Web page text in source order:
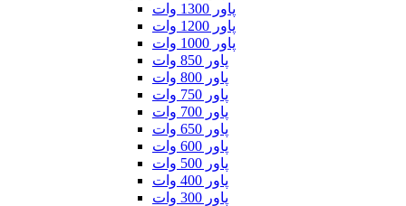
پاور 1300 وات
پاور 1200 وات
پاور 1000 وات
پاور 850 وات
پاور 800 وات
پاور 750 وات
پاور 700 وات
پاور 650 وات
پاور 600 وات
پاور 500 وات
پاور 400 وات
پاور 300 وات